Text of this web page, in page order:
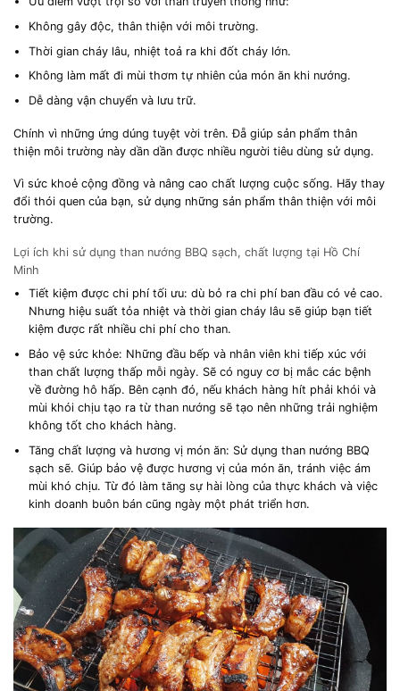
Không gây độc, thân thiện với môi trường.
Thời gian cháy lâu, nhiệt toả ra khi đốt cháy lớn.
Không làm mất đi mùi thơm tự nhiên của món ăn khi nướng.
Dễ dàng vận chuyển và lưu trữ.
Chính vì những ứng dúng tuyệt vời trên. Đẵ giúp sản phẩm thân
thiện môi trường này dần dần được nhiều người tiêu dùng sử dụng.
Vì sức khoẻ cộng đồng và nâng cao chất lượng cuộc sống. Hãy thay
đổi thói quen của bạn, sử dụng những sản phẩm thân thiện với môi
trường.
Lợi ích khi sử dụng than nướng BBQ sạch, chất lượng tại Hồ Chí
Minh
Tiết kiệm được chi phí tối ưu: dù bỏ ra chi phí ban đầu có vẻ cao.
Nhưng hiệu suất tỏa nhiệt và thời gian cháy lâu sẽ giúp bạn tiết
kiệm được rất nhiều chi phí cho than.
Bảo vệ sức khỏe: Những đầu bếp và nhân viên khi tiếp xúc với
than chất lượng thấp mỗi ngày. Sẽ có nguy cơ bị mắc các bệnh
về đường hô hấp. Bên cạnh đó, nếu khách hàng hít phải khói và
mùi khói chịu tạo ra từ than nướng sẽ tạo nên những trải nghiệm
không tốt cho khách hàng.
Tăng chất lượng và hương vị món ăn: Sử dụng than nướng BBQ
sạch sẽ. Giúp bảo vệ được hương vị của món ăn, tránh việc ám
mùi khó chịu. Từ đó làm tăng sự hài lòng của thực khách và việc
kinh doanh buôn bán cũng ngày một phát triển hơn.